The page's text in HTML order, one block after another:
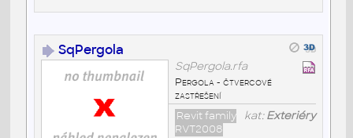
SqPergola
SqPergola.rfa
Pergola - čtvercové
zastřešení
kat:Exteriéry
Revit family
RVT2008